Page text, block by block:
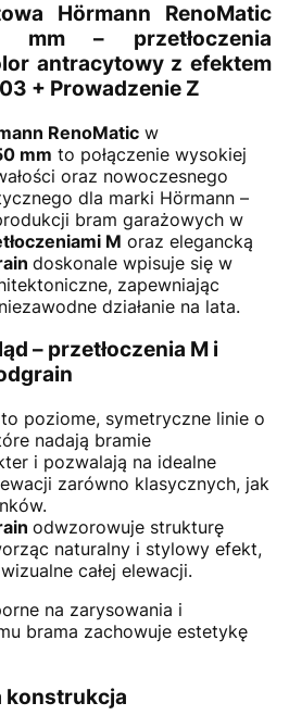
Hörmann RenoMatic
– przetłoczenia
antracytowy z efektem
+ Prowadzenie Z
RenoMatic w
mm to połączenie wysokiej
oraz nowoczesnego
dla marki Hörmann –
bram garażowych w
M oraz elegancką
doskonale wpisuje się w
zapewniając
działanie na lata.
– przetłoczenia M i
to poziome, symetryczne linie o
nadają bramie
i pozwalają na idealne
zarówno klasycznych, jak
odwzorowuje strukturę
naturalny i stylowy efekt,
całej elewacji.
na zarysowania i
brama zachowuje estetykę
konstrukcja